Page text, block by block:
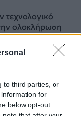
to third parties, or
for
below opt-out
τεχνολογικό
ολοκλήρωση
εργοτάξιο του
κινηθούν
να πετύχει τον
τότε το
πρώτη κιόλας